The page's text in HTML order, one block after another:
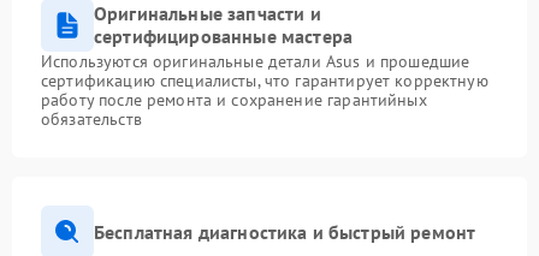
Оригинальные запчасти и
сертифицированные мастера
Используются оригинальные детали Asus и прошедшие
сертификацию специалисты, что гарантирует корректную
работу после ремонта и сохранение гарантийных
обязательств
Бесплатная диагностика и быстрый ремонт